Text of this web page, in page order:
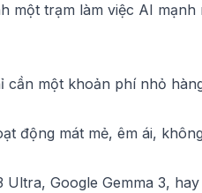
một trạm làm việc AI mạnh
một khoản phí nhỏ
động mát mẻ, êm ái,
Google Gemma 3, hay